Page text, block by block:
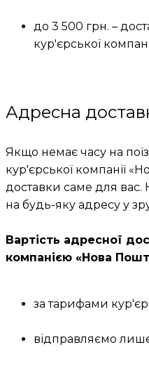
до 3 500 грн. –
кур'єрської
Адресна
Якщо немає часу на
кур'єрської компанії
доставки саме для вас.
на будь-яку адресу у
Вартість адресної
компанією «Нова
за тарифами
відправляємо